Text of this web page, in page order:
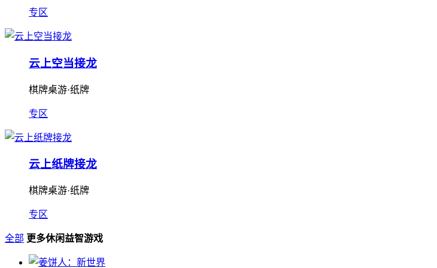
专区
云上空当接龙
棋牌桌游·纸牌
专区
云上纸牌接龙
棋牌桌游·纸牌
专区
全部 更多休闲益智游戏